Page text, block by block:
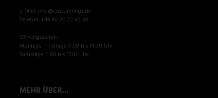
E-Mail: info@customringz.de
Telefon: +49 40 20 22 60 38
Öffnungszeiten:
Montags - Freitags 11.00 bis 19.00 Uhr
Samstags 11.00 bis 17.00 Uhr
MEHR ÜBER...